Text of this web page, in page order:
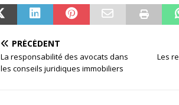
PRÉCÉDENT
La responsabilité des avocats dans
les conseils juridiques immobiliers
Les